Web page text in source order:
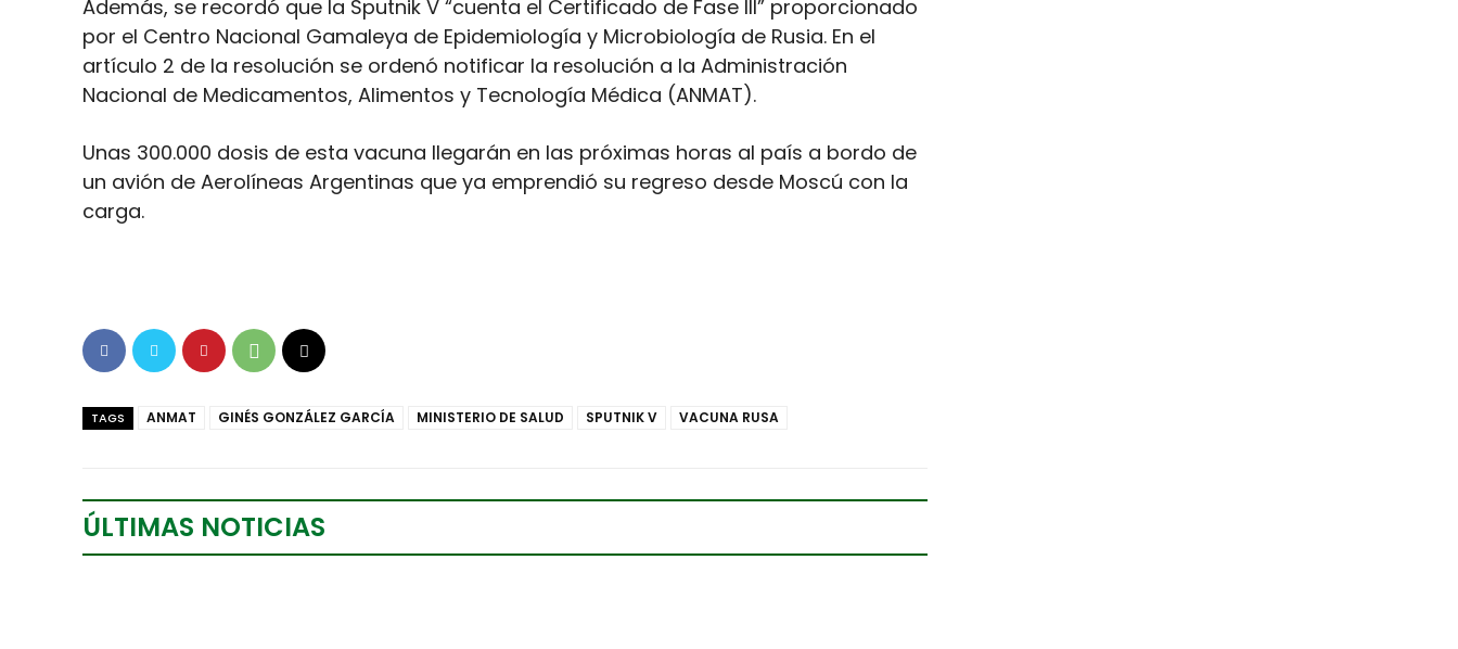
Además, se recordó que la Sputnik V “cuenta el Certificado de Fase III” proporcionado
por el Centro Nacional Gamaleya de Epidemiología y Microbiología de Rusia. En el
artículo 2 de la resolución se ordenó notificar la resolución a la Administración
Nacional de Medicamentos, Alimentos y Tecnología Médica (ANMAT).
Unas 300.000 dosis de esta vacuna llegarán en las próximas horas al país a bordo de
un avión de Aerolíneas Argentinas que ya emprendió su regreso desde Moscú con la
carga.
TAGS ANMAT GINÉS GONZÁLEZ GARCÍA MINISTERIO DE SALUD SPUTNIK V VACUNA RUSA
ÚLTIMAS NOTICIAS